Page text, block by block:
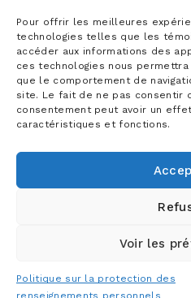
Pour offrir les meilleures
technologies telles que les
accéder aux informations des
ces technologies nous
que le comportement de
site. Le fait de ne pas consentir
consentement peut avoir un
caractéristiques et fonctions.
Voir les
Politique sur la protection des
renseignements personnels
1 866 833-2114 (sans
frais)
courrier@lemieuxnolet
.ca
Contactez un syndic
Trouver un bureau
agréés S.E.N.C.R.L. -
Conception